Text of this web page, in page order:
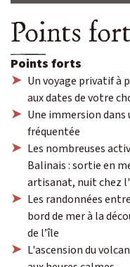
Points
Points forts
Un voyage privatif à
aux dates de votre
Une immersion
fréquentée
Les nombreuses
Balinais : sortie en
artisanat, nuit chez
Les randonnées
bord de mer à la
de l’île
L'ascension du